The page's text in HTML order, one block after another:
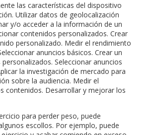
las características del dispositivo
Utilizar datos de geolocalización
y/o acceder a la información de un
contenidos personalizados. Crear
personalizado. Medir el rendimiento
anuncios básicos. Crear un
Seleccionar anuncios
la investigación de mercado para
sobre la audiencia. Medir el
contenidos. Desarrollar y mejorar los
para perder peso, puede
escollos. Por ejemplo, puede